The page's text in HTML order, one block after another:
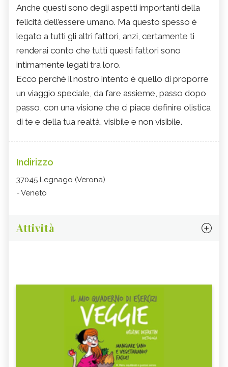
Anche questi sono degli aspetti importanti della
felicità dell’essere umano. Ma questo spesso è
legato a tutti gli altri fattori, anzi, certamente ti
renderai conto che tutti questi fattori sono
intimamente legati tra loro.
Ecco perché il nostro intento è quello di proporre
un viaggio speciale, da fare assieme, passo dopo
passo, con una visione che ci piace definire olistica
di te e della tua realtà, visibile e non visibile.
Indirizzo
37045 Legnago (Verona)
- Veneto
Attività